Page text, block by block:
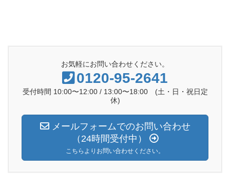
お気軽にお問い合わせください。
0120-95-2641
受付時間 10:00〜12:00 / 13:00〜18:00 (土・日・祝日定
休)
メールフォームでのお問い合わせ
（24時間受付中）
こちらよりお問い合わせください。